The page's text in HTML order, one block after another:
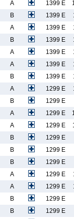
A 1399 E
B 1399 E
A 1399 E
B 1399 E
A 1399 E
A 1399 E
B 1399 E
A 1299 E
B
1299 E
A 1299 E
A 1299 E
B
1299 E
B
1299 E
B
1299 E
A 1299 E
A 1299 E
B
1299 E
B
1299 E